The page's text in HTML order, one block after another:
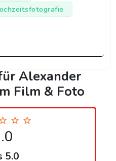
Alexander
Film & Foto
5.0